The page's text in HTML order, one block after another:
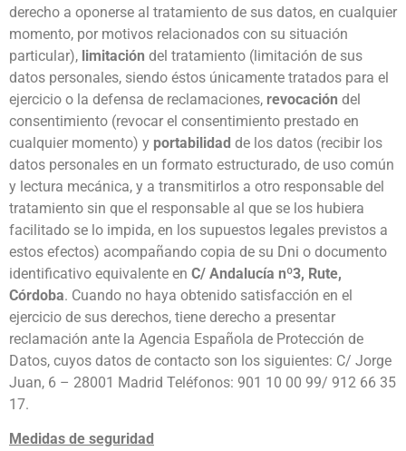
derecho a oponerse al tratamiento de sus datos, en cualquier
momento, por motivos relacionados con su situación
particular), limitación del tratamiento (limitación de sus
datos personales, siendo éstos únicamente tratados para el
ejercicio o la defensa de reclamaciones, revocación del
consentimiento (revocar el consentimiento prestado en
cualquier momento) y portabilidad de los datos (recibir los
datos personales en un formato estructurado, de uso común
y lectura mecánica, y a transmitirlos a otro responsable del
tratamiento sin que el responsable al que se los hubiera
facilitado se lo impida, en los supuestos legales previstos a
estos efectos) acompañando copia de su Dni o documento
identificativo equivalente en C/ Andalucía nº3, Rute,
Córdoba. Cuando no haya obtenido satisfacción en el
ejercicio de sus derechos, tiene derecho a presentar
reclamación ante la Agencia Española de Protección de
Datos, cuyos datos de contacto son los siguientes: C/ Jorge
Juan, 6 – 28001 Madrid Teléfonos: 901 10 00 99/ 912 66 35
17.
Medidas de seguridad